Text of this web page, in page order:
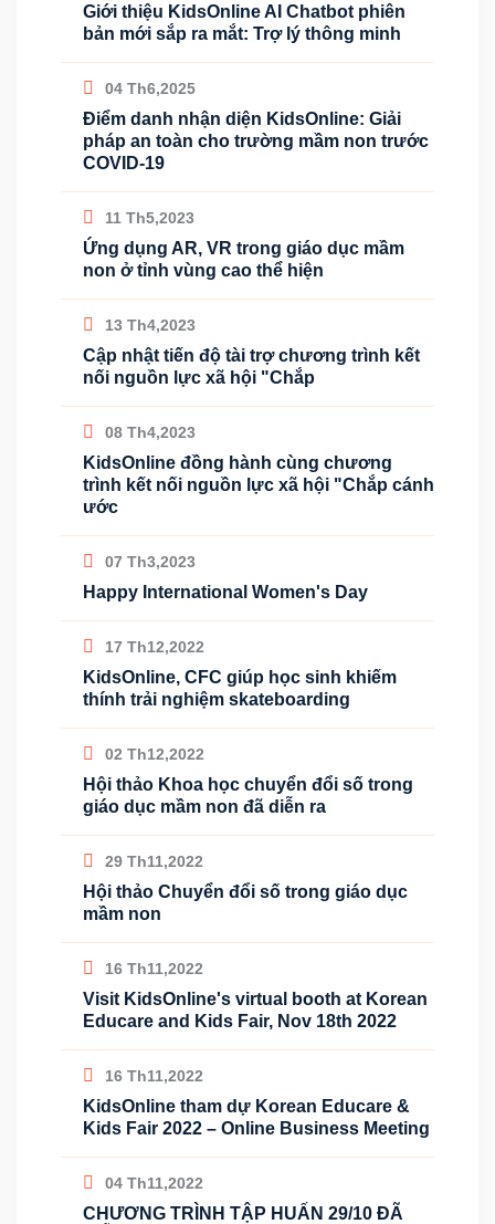
Giới thiệu KidsOnline AI Chatbot phiên
bản mới sắp ra mắt: Trợ lý thông minh
04 Th6,2025
Điểm danh nhận diện KidsOnline: Giải
pháp an toàn cho trường mầm non trước
COVID-19
11 Th5,2023
Ứng dụng AR, VR trong giáo dục mầm
non ở tỉnh vùng cao thể hiện
13 Th4,2023
Cập nhật tiến độ tài trợ chương trình kết
nối nguồn lực xã hội "Chắp
08 Th4,2023
KidsOnline đồng hành cùng chương
trình kết nối nguồn lực xã hội "Chắp cánh
ước
07 Th3,2023
Happy International Women's Day
17 Th12,2022
KidsOnline, CFC giúp học sinh khiếm
thính trải nghiệm skateboarding
02 Th12,2022
Hội thảo Khoa học chuyển đổi số trong
giáo dục mầm non đã diễn ra
29 Th11,2022
Hội thảo Chuyển đổi số trong giáo dục
mầm non
16 Th11,2022
Visit KidsOnline's virtual booth at Korean
Educare and Kids Fair, Nov 18th 2022
16 Th11,2022
KidsOnline tham dự Korean Educare &
Kids Fair 2022 – Online Business Meeting
04 Th11,2022
CHƯƠNG TRÌNH TẬP HUẤN 29/10 ĐÃ